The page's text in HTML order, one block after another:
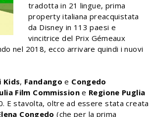
tradotta in 21 lingue, prima
property italiana preacquistata
da Disney in 113 paesi e
vincitrice del Prix Gémeaux
nel 2018, ecco arrivare quindi i nuovi
Kids, Fandango e Congedo
Film Commissione Regione Puglia
E stavolta, oltre ad essere stata creata
Congedo (che per la prima